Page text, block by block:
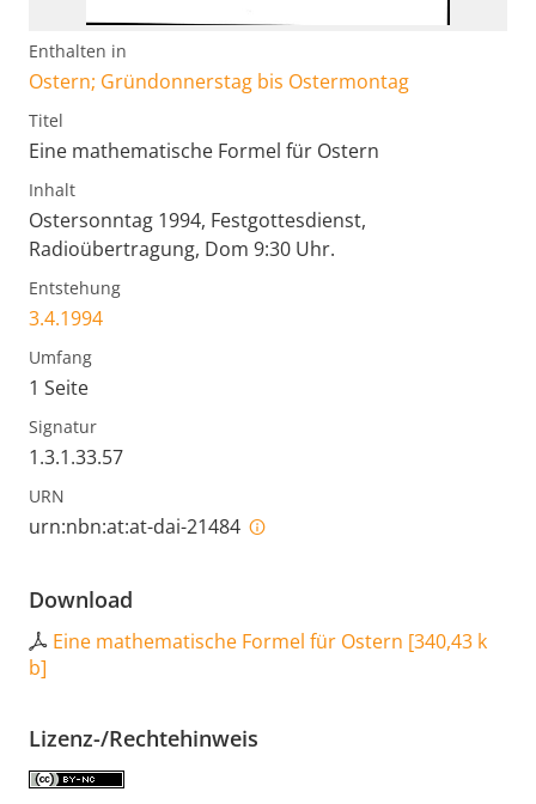
Enthalten in
Ostern; Gründonnerstag bis Ostermontag
Titel
Eine mathematische Formel für Ostern
Inhalt
Ostersonntag 1994, Festgottesdienst,
Radioübertragung, Dom 9:30 Uhr.
Entstehung
3.4.1994
Umfang
1 Seite
Signatur
1.3.1.33.57
URN
urn:nbn:at:at-dai-21484
Download
Eine mathematische Formel für Ostern [340,43 k
b]
Lizenz-/Rechtehinweis